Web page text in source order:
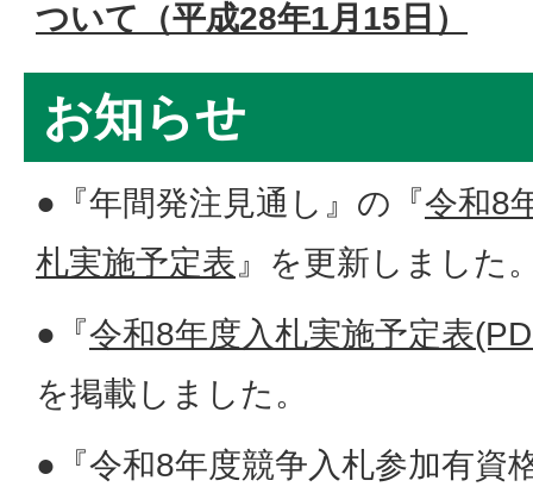
ついて（平成28年1月15日）
お知らせ
●『年間発注見通し』の『令和8
札実施予定表 』を更新しました
●『令和8年度入札実施予定表
を掲載しました。
●『令和8年度競争入札参加有資